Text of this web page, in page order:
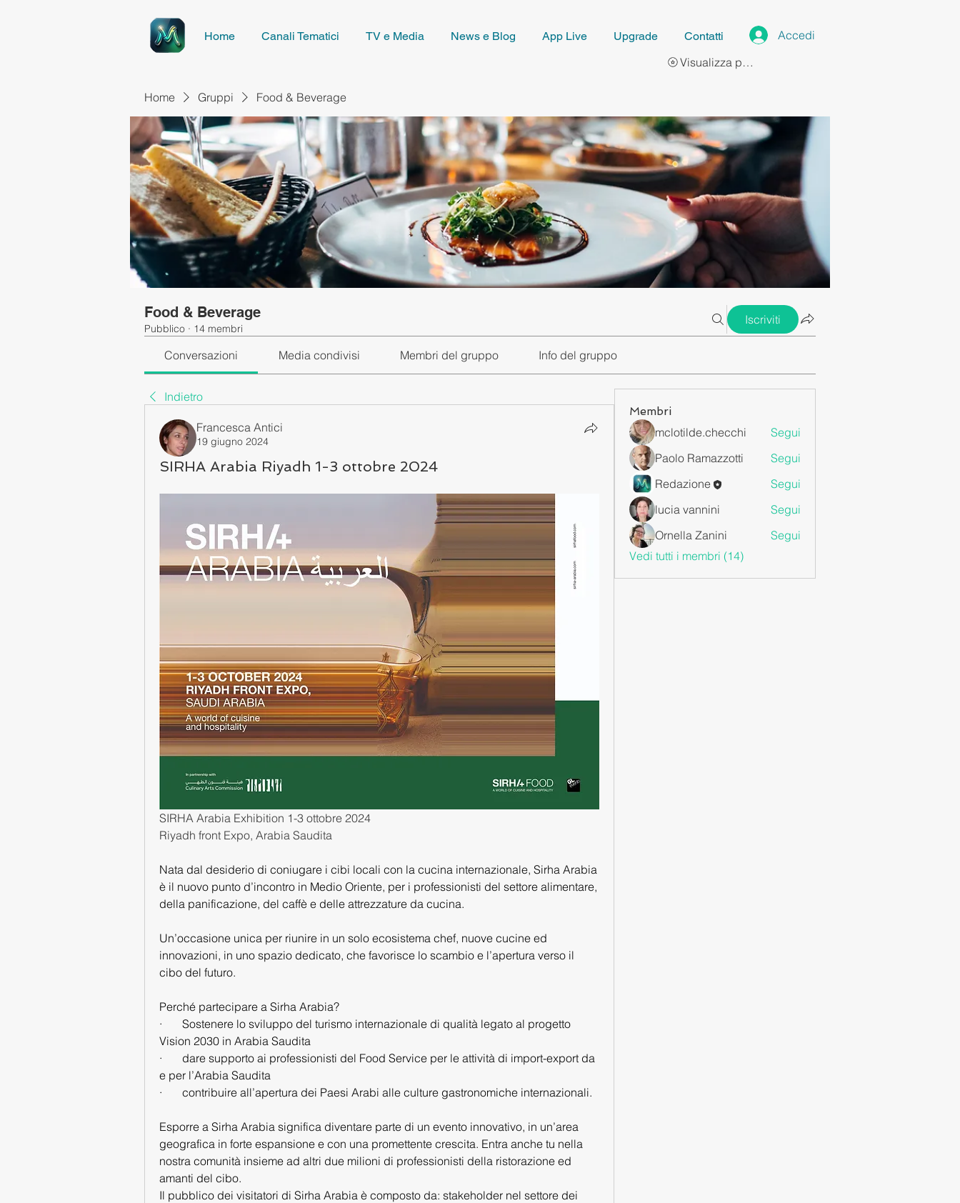
Home Canali Tematici TV e Media News e Blog App Live Upgrade Contatti
Accedi
Visualizza punti
Home Gruppi Food & Beverage
Food & Beverage
Pubblico · 14 membri
Iscriviti
Conversazioni Media condivisi Membri del gruppo Info del gruppo
Indietro
Francesca Antici
19 giugno 2024
SIRHA Arabia Riyadh 1-3 ottobre 2024
SIRHA Arabia Exhibition 1-3 ottobre 2024
Riyadh front Expo, Arabia Saudita
Nata dal desiderio di coniugare i cibi locali con la cucina internazionale, Sirha Arabia
è il nuovo punto d’incontro in Medio Oriente, per i professionisti del settore alimentare,
della panificazione, del caffè e delle attrezzature da cucina.
Un’occasione unica per riunire in un solo ecosistema chef, nuove cucine ed
innovazioni, in uno spazio dedicato, che favorisce lo scambio e l’apertura verso il
cibo del futuro.
Perché partecipare a Sirha Arabia?
·       Sostenere lo sviluppo del turismo internazionale di qualità legato al progetto
Vision 2030 in Arabia Saudita
·       dare supporto ai professionisti del Food Service per le attività di import-export da
e per l’Arabia Saudita
·       contribuire all’apertura dei Paesi Arabi alle culture gastronomiche internazionali.
Esporre a Sirha Arabia significa diventare parte di un evento innovativo, in un’area
geografica in forte espansione e con una promettente crescita. Entra anche tu nella
nostra comunità insieme ad altri due milioni di professionisti della ristorazione ed
amanti del cibo.
Il pubblico dei visitatori di Sirha Arabia è composto da: stakeholder nel settore dei
Membri
mclotilde.checchi
Segui
Paolo Ramazzotti
Segui
Redazione
Segui
lucia vannini
Segui
Ornella Zanini
Segui
Vedi tutti i membri (14)